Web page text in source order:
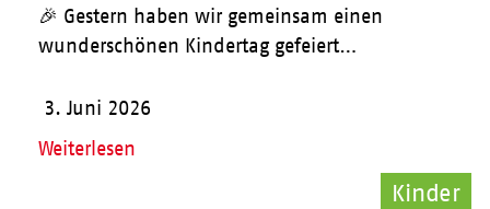
Kinder
Pflege
Kinder
🎉 Gestern haben wir gemeinsam einen
wunderschönen Kindertag gefeiert…
3. Juni 2026
Weiterlesen